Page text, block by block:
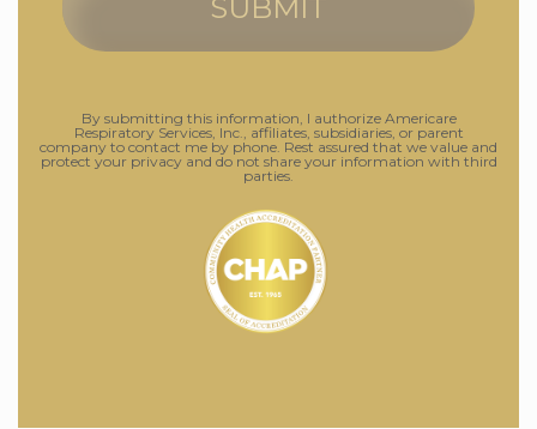
By submitting this information, I authorize Americare
Respiratory Services, Inc., affiliates, subsidiaries, or parent
company to contact me by phone. Rest assured that we value and
protect your privacy and do not share your information with third
parties.